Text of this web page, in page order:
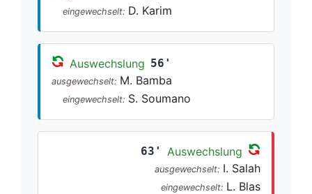
eingewechselt: D. Karim
Auswechslung 56'
ausgewechselt: M. Bamba
eingewechselt: S. Soumano
63' Auswechslung
ausgewechselt: I. Salah
eingewechselt: L. Blas